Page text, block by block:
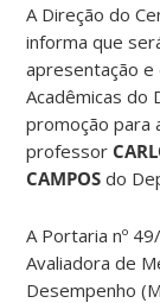
A Direção do
informa que
apresentação
Acadêmicas do
promoção para
professor
CAMPOS do
A Portaria nº
Avaliadora de
Desempenho